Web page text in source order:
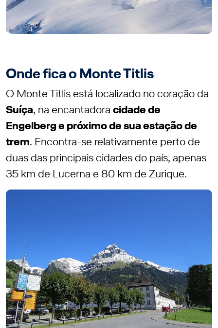
Onde fica o Monte Titlis
O Monte Titlis está localizado no coração da
Suíça, na encantadora cidade de
Engelberg e próximo de sua estação de
trem. Encontra-se relativamente perto de
duas das principais cidades do país, apenas
35 km de Lucerna e 80 km de Zurique.